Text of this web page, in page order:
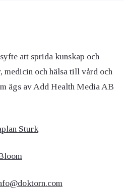
att sprida kunskap och
medicin och hälsa till vård och
ägs av Add Health Media AB
Sturk